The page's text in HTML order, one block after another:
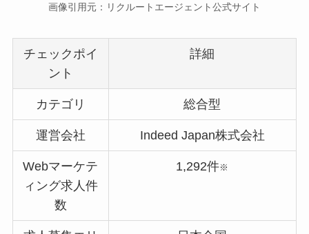
画像引用元：リクルートエージェント公式サイト
チェックポイ
ント
詳細
カテゴリ 総合型
運営会社 Indeed Japan株式会社
Webマーケテ
ィング求人件
数
1,292件※